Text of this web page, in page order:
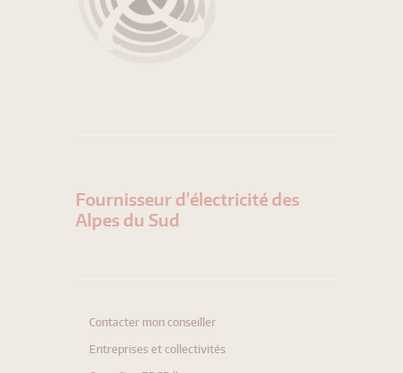
Fournisseur d'électricité des
Alpes du Sud
Contacter mon conseiller
Entreprises et collectivités